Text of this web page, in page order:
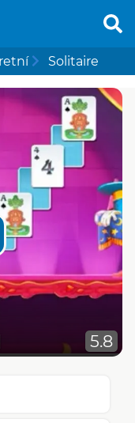
Solitaire
5.8